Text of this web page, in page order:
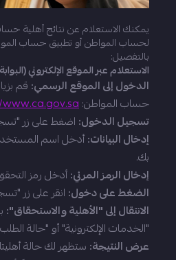
يمكنك الاستعلام عن نتائج أهلية
لحساب المواطن أو تطبيق حساب
بالتفصيل:
الاستعلام عبر الموقع الإلكتروني
الدخول إلى الموقع الرسمي: قم
حساب المواطن:
تسجيل الدخول: اضغط على زر
إدخال البيانات:أدخل اسم
بك.
إدخال الرمز المرئي:أدخل رمز
الضغط على دخول: انقر على زر
الانتقال إلى "الأهلية والاستحقاق":
"الخدمات الإلكترونية" أو "حالة
عرض النتيجة: ستظهر لك حالة